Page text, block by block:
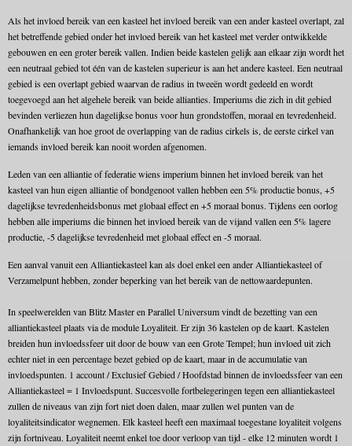
Als het invloed bereik van een kasteel het invloed bereik van een ander kasteel overlapt, zal
het betreffende gebied onder het invloed bereik van het kasteel met verder ontwikkelde
gebouwen en een groter bereik vallen. Indien beide kastelen gelijk aan elkaar zijn wordt het
een neutraal gebied tot één van de kastelen superieur is aan het andere kasteel. Een neutraal
gebied is een overlapt gebied waarvan de radius in tweeën wordt gedeeld en wordt
toegevoegd aan het algehele bereik van beide allianties. Imperiums die zich in dit gebied
bevinden verliezen hun dagelijkse bonus voor hun grondstoffen, moraal en tevredenheid.
Onafhankelijk van hoe groot de overlapping van de radius cirkels is, de eerste cirkel van
iemands invloed bereik kan nooit worden afgenomen.
Leden van een alliantie of federatie wiens imperium binnen het invloed bereik van het
kasteel van hun eigen alliantie of bondgenoot vallen hebben een 5% productie bonus, +5
dagelijkse tevredenheidsbonus met globaal effect en +5 moraal bonus. Tijdens een oorlog
hebben alle imperiums die binnen het invloed bereik van de vijand vallen een 5% lagere
productie, -5 dagelijkse tevredenheid met globaal effect en -5 moraal.
Een aanval vanuit een Alliantiekasteel kan als doel enkel een ander Alliantiekasteel of
Verzamelpunt hebben, zonder beperking van het bereik van de nettowaardepunten.
In speelwerelden van Blitz Master en Parallel Universum vindt de bezetting van een
alliantiekasteel plaats via de module Loyaliteit. Er zijn 36 kastelen op de kaart. Kastelen
breiden hun invloedssfeer uit door de bouw van een Grote Tempel; hun invloed uit zich
echter niet in een percentage bezet gebied op de kaart, maar in de accumulatie van
invloedspunten. 1 account / Exclusief Gebied / Hoofdstad binnen de invloedssfeer van een
Alliantiekasteel = 1 Invloedspunt. Succesvolle fortbelegeringen tegen een alliantiekasteel
zullen de niveaus van zijn fort niet doen dalen, maar zullen wel punten van de
loyaliteitsindicator wegnemen. Elk kasteel heeft een maximaal toegestane loyaliteit volgens
zijn fortniveau. Loyaliteit neemt enkel toe door verloop van tijd - elke 12 minuten wordt 1